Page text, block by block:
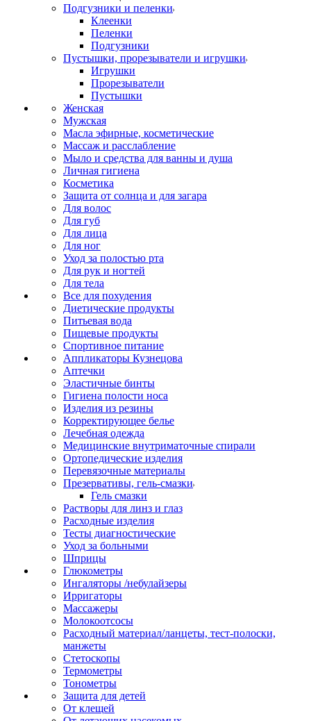
Подгузники и пеленки
Клеенки
Пеленки
Подгузники
Пустышки, прорезыватели и игрушки
Игрушки
Прорезыватели
Пустышки
Женская
Мужская
Масла эфирные, косметические
Массаж и расслабление
Мыло и средства для ванны и душа
Личная гигиена
Косметика
Защита от солнца и для загара
Для волос
Для губ
Для лица
Для ног
Уход за полостью рта
Для рук и ногтей
Для тела
Все для похудения
Диетические продукты
Питьевая вода
Пищевые продукты
Спортивное питание
Аппликаторы Кузнецова
Аптечки
Эластичные бинты
Гигиена полости носа
Изделия из резины
Корректирующее белье
Лечебная одежда
Медицинские внутриматочные спирали
Ортопедические изделия
Перевязочные материалы
Презервативы, гель-смазки
Гель смазки
Растворы для линз и глаз
Расходные изделия
Тесты диагностические
Уход за больными
Шприцы
Глюкометры
Ингаляторы /небулайзеры
Ирригаторы
Массажеры
Молокоотсосы
Расходный материал/ланцеты, тест-полоски,
манжеты
Стетоскопы
Термометры
Тонометры
Защита для детей
От клещей